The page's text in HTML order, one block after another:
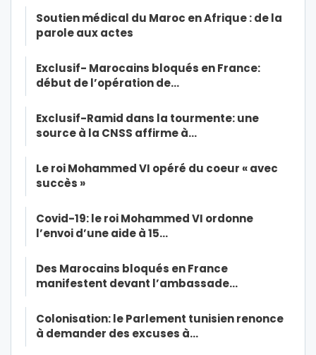
Soutien médical du Maroc en Afrique : de la
parole aux actes
Exclusif- Marocains bloqués en France:
début de l’opération de…
Exclusif-Ramid dans la tourmente: une
source à la CNSS affirme à…
Le roi Mohammed VI opéré du coeur « avec
succès »
Covid-19: le roi Mohammed VI ordonne
l’envoi d’une aide à 15…
Des Marocains bloqués en France
manifestent devant l’ambassade…
Colonisation: le Parlement tunisien renonce
à demander des excuses à…